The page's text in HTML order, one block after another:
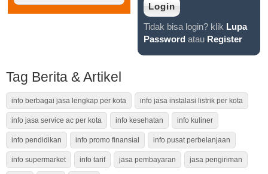
Tidak bisa login? klik Lupa
Password atau Register
Tag Berita & Artikel
info berbagai jasa lengkap per kota info jasa instalasi listrik per kota
info jasa service ac per kota info kesehatan info kuliner
info pendidikan info promo finansial info pusat perbelanjaan
info supermarket info tarif jasa pembayaran jasa pengiriman